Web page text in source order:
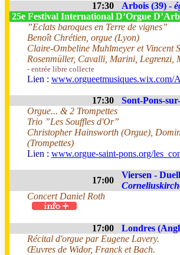
17:30 Arbois (39) -
25e Festival International D’Orgue
”Eclats baroques en Terre de vignes”
Benoît Chrétien, orgue (Lyon)
Claire-Ombeline Muhlmeyer et Vincent
Rosenmüller, Cavalli, Marini, Legrenzi,
- entrée libre collecte
Lien : www.orgueetmusiques.wix.com/
17:30
Sont-Pons-
Orgue... & 2 Trompettes
Trio ”Les Souffles d'Or”
Christopher Hainsworth (Orgue),
(Trompettes)
Lien : www.orgue-saint-pons.org/
17:00
Viersen -
Concert Daniel Roth
17:00 Londres
Récital d'orgue par Eugene Lavery.
Œuvres de Widor, Franck et Bach.